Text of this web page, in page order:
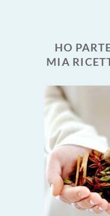
HO
MIA